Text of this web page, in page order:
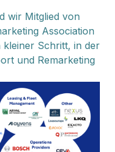
wir Mitglied von
Association
kleiner Schritt, in der
und Remarketing